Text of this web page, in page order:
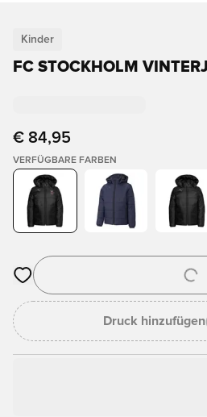
Kinder
FC STOCKHOLM
€ 84,95
VERFÜGBARE FARBEN
Öffnet ein Fenster zum
Druck hinzufügen